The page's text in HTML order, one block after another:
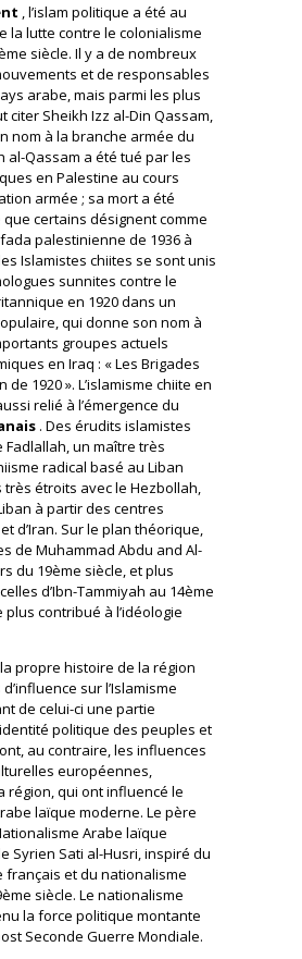
, l’islam politique a été au
la lutte contre le colonialisme
siècle. Il y a de nombreux
et de responsables
arabe, mais parmi les plus
citer Sheikh Izz al-Din Qassam,
nom à la branche armée du
al-Qassam a été tué par les
en Palestine au cours
armée ; sa mort a été
que certains désignent comme
palestinienne de 1936 à
Islamistes chiites se sont unis
sunnites contre le
en 1920 dans un
qui donne son nom à
groupes actuels
en Iraq : « Les Brigades
de 1920 ». L’islamisme chiite en
relié à l’émergence du
. Des érudits islamistes
Fadlallah, un maître très
radical basé au Liban
très étroits avec le Hezbollah,
à partir des centres
d’Iran. Sur le plan théorique,
de Muhammad Abdu and Al-
du 19ème siècle, et plus
d’Ibn-Tammiyah au 14ème
plus contribué à l’idéologie
la propre histoire de la région
sur l’Islamisme
de celui-ci une partie
politique des peuples et
au contraire, les influences
européennes,
région, qui ont influencé le
laïque moderne. Le père
Arabe laïque
Syrien Sati al-Husri, inspiré du
français et du nationalisme
siècle. Le nationalisme
la force politique montante
Seconde Guerre Mondiale.